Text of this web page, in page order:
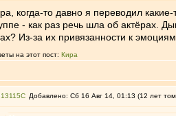
когда-то давно я переводил
- как раз речь шла об актёрах.
Из-за их привязанности к
на этот пост: Кира
Добавлено: Сб 16 Авг 14, 01:13 (12 лет